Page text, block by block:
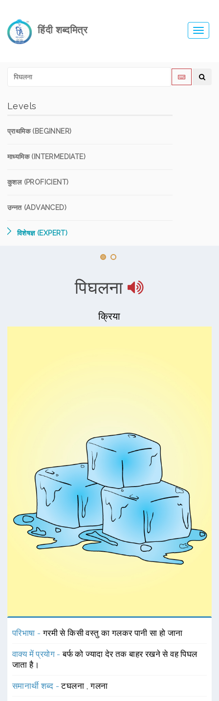
हिंदी शब्दमित्र
Levels
प्राथमिक (BEGINNER)
माध्यमिक (INTERMEDIATE)
कुशल (PROFICIENT)
उन्नत (ADVANCED)
विशेषज्ञ (EXPERT)
पिघलना
क्रिया
परिभाषा -गरमी से किसी वस्तु का गलकर पानी सा हो जाना
वाक्य में प्रयोग -बर्फ को ज्यादा देर तक बाहर रखने से वह पिघल
जाता है।
समानार्थी शब्द -टघलना ,गलना